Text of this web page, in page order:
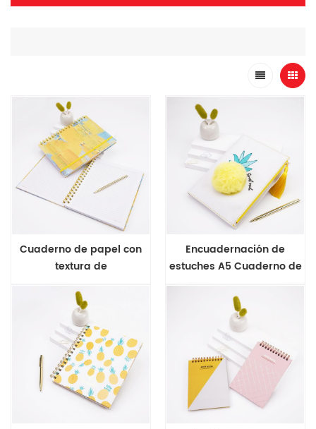
Cuaderno de papel con
textura de
Encuadernación de
estuches A5 Cuaderno de